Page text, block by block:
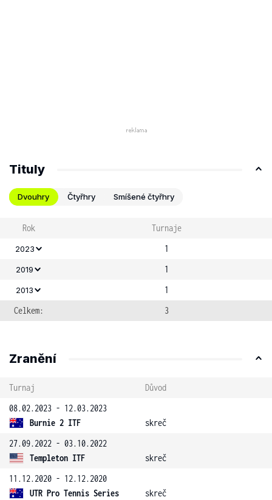
Tituly
Dvouhry Čtyřhry Smíšené čtyřhry
Rok Turnaje
2023 1
2019 1
2013
1
Celkem:
3
Zranění
Turnaj
Důvod
08.02.2023 - 12.03.2023
Burnie 2 ITF
skreč
27.09.2022 - 03.10.2022
Templeton ITF
skreč
11.12.2020 - 12.12.2020
UTR Pro Tennis Series
skreč